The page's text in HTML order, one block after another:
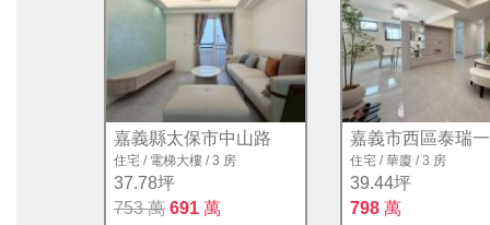
嘉義縣太保市中山路
住宅 / 電梯大樓 /3 房
37.78坪
753 萬 691 萬
嘉義市西區泰瑞
住宅 /華廈 /3 房
39.44坪
798 萬